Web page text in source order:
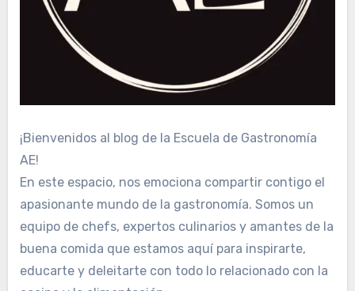
¡Bienvenidos al blog de la Escuela de Gastronomía
AE!
En este espacio, nos emociona compartir contigo el
apasionante mundo de la gastronomía. Somos un
equipo de chefs, expertos culinarios y amantes de la
buena comida que estamos aquí para inspirarte,
educarte y deleitarte con todo lo relacionado con la